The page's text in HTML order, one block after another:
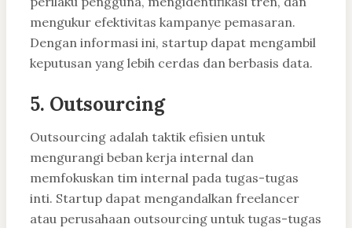
mengukur efektivitas kampanye pemasaran.
Dengan informasi ini, startup dapat mengambil
keputusan yang lebih cerdas dan berbasis data.
5. Outsourcing
Outsourcing adalah taktik efisien untuk
mengurangi beban kerja internal dan
memfokuskan tim internal pada tugas-tugas
inti. Startup dapat mengandalkan freelancer
atau perusahaan outsourcing untuk tugas-tugas